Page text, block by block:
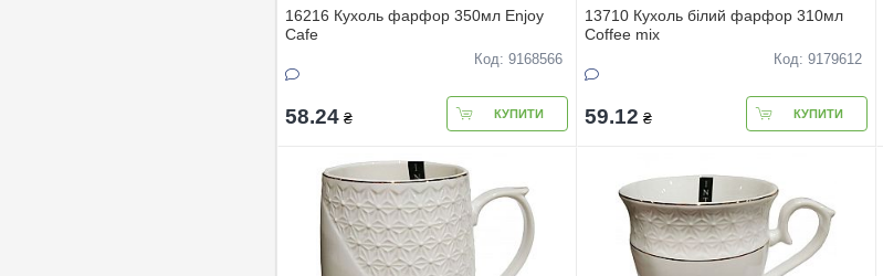
16216 Кухоль фарфор 350мл Enjoy
Cafe
Код: 9168566
58.24 ₴ КУПИТИ
13710 Кухоль білий фарфор 310мл
Coffee mix
Код: 9179612
59.12 ₴ КУПИТИ